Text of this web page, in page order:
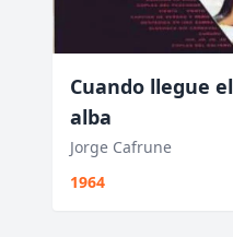
Cuando llegue el
alba
Jorge Cafrune
1964